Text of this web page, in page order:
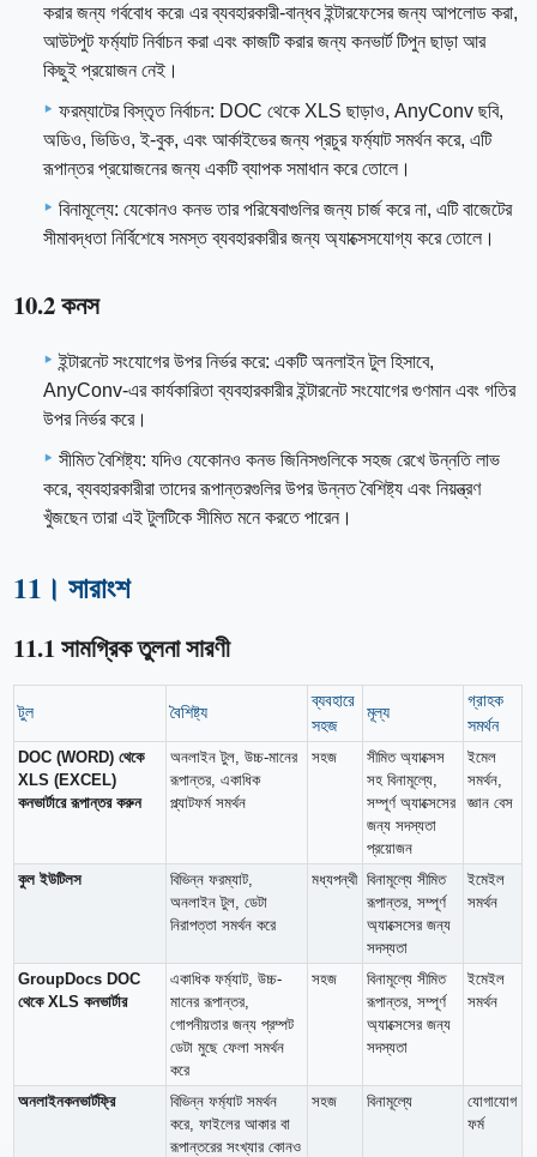
করার জন্য গর্ববোধ করে৷ এর ব্যবহারকারী-বান্ধব ইন্টারফেসের জন্য আপলোড করা,
আউটপুট ফর্ম্যাট নির্বাচন করা এবং কাজটি করার জন্য কনভার্ট টিপুন ছাড়া আর
কিছুই প্রয়োজন নেই।
ফরম্যাটের বিস্তৃত নির্বাচন: DOC থেকে XLS ছাড়াও, AnyConv ছবি,
অডিও, ভিডিও, ই-বুক, এবং আর্কাইভের জন্য প্রচুর ফর্ম্যাট সমর্থন করে, এটি
রূপান্তর প্রয়োজনের জন্য একটি ব্যাপক সমাধান করে তোলে।
বিনামূল্যে: যেকোনও কনভ তার পরিষেবাগুলির জন্য চার্জ করে না, এটি বাজেটের
সীমাবদ্ধতা নির্বিশেষে সমস্ত ব্যবহারকারীর জন্য অ্যাক্সেসযোগ্য করে তোলে।
10.2 কনস
ইন্টারনেট সংযোগের উপর নির্ভর করে: একটি অনলাইন টুল হিসাবে,
AnyConv-এর কার্যকারিতা ব্যবহারকারীর ইন্টারনেট সংযোগের গুণমান এবং গতির
উপর নির্ভর করে।
সীমিত বৈশিষ্ট্য: যদিও যেকোনও কনভ জিনিসগুলিকে সহজ রেখে উন্নতি লাভ
করে, ব্যবহারকারীরা তাদের রূপান্তরগুলির উপর উন্নত বৈশিষ্ট্য এবং নিয়ন্ত্রণ
খুঁজছেন তারা এই টুলটিকে সীমিত মনে করতে পারেন।
11। সারাংশ
11.1 সামগ্রিক তুলনা সারণী
টুল বৈশিষ্ট্য
ব্যবহারে
সহজ
মূল্য
গ্রাহক
সমর্থন
DOC (WORD) থেকে
XLS (EXCEL)
কনভার্টারে রূপান্তর করুন
অনলাইন টুল, উচ্চ-মানের
রূপান্তর, একাধিক
প্ল্যাটফর্ম সমর্থন
সহজ
সীমিত অ্যাক্সেস
সহ বিনামূল্যে,
সম্পূর্ণ অ্যাক্সেসের
জন্য সদস্যতা
প্রয়োজন
ইমেল
সমর্থন,
জ্ঞান বেস
কুল ইউটিলস
বিভিন্ন ফরম্যাট,
অনলাইন টুল, ডেটা
নিরাপত্তা সমর্থন করে
মধ্যপন্থী বিনামূল্যে সীমিত
রূপান্তর, সম্পূর্ণ
অ্যাক্সেসের জন্য
সদস্যতা
ইমেইল
সমর্থন
GroupDocs DOC
থেকে XLS কনভার্টার
একাধিক ফর্ম্যাট, উচ্চ-
মানের রূপান্তর,
গোপনীয়তার জন্য প্রম্পট
ডেটা মুছে ফেলা সমর্থন
করে
সহজ
বিনামূল্যে সীমিত
রূপান্তর, সম্পূর্ণ
অ্যাক্সেসের জন্য
সদস্যতা
ইমেইল
সমর্থন
অনলাইনকনভার্টফ্রি
বিভিন্ন ফর্ম্যাট সমর্থন
করে, ফাইলের আকার বা
রূপান্তরের সংখ্যার কোনও
সহজ বিনামূল্যে
যোগাযোগ
ফর্ম